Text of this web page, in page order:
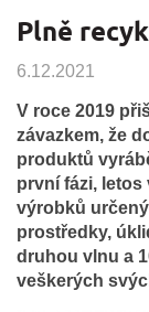
Plně
6.12.2021
V roce 2019
závazkem, že
produktů
první fázi, letos
výrobků
prostředky,
druhou vlnu a
veškerých